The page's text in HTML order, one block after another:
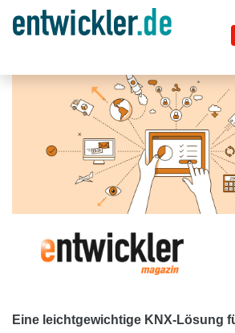
Eine leichtgewichtige KNX-Lösung